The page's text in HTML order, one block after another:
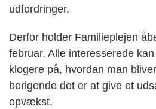
udfordringer.
Derfor holder Familieplejen
februar. Alle interesserede
klogere på, hvordan man
berigende det er at give et
opvækst.